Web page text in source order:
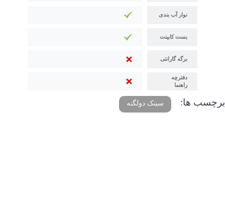
نوار آب بندی
بست کابینت
برگه گارانتی
دفترچه
راهنما
برچسب ها: سینک دولگنه